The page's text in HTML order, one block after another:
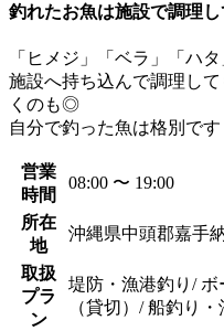
釣れたお魚は施設で調理
「ヒメジ」「ベラ」「ハ
施設へ持ち込んで調理し
くのも◎
自分で釣った魚は格別です
営業
時間
08:00 〜 19:00
所在
地
沖縄県中頭郡嘉手
取扱
プラ
ン
堤防・漁港釣り/
（貸切）/ 船釣り